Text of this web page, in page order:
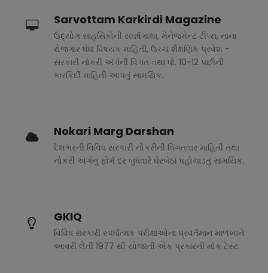
Sarvottam Karkirdi Magazine
ઉદ્યોગ સાહસિકોની સંઘર્ષગાથા, મેનેજમેન્ટ ટીપ્સ, નાના
રોજગાર ધંધા વિષયક માહિતી, ઉચ્ચ શૈક્ષણિક પ્રવેશ -
સરકારી નોકરી અંગેની વિગત તથા ધો. 10-12 પછીની
કારકિર્દી માહિતી આપતું સામયિક.
Nokari Marg Darshan
દેશભરની વિવિધ સરકારી નોકરીની વિગતવાર માહિતી તથા
નોકરી અંગેનું ફોર્મ દર બુધવારે ઘેરબેઠાં પહોચાડતું સામયિક.
GKIQ
વિવિધ સરકારી સ્પર્ધાત્મક પરીક્ષાઓના પ્રવર્તમાન માળખાને
આવરી લેતી 1977 થી યોજાતી એક પ્રકારની મોક ટેસ્ટ.